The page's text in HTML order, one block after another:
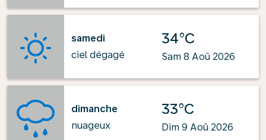
samedi
ciel dégagé
34°C
Sam 8 Aoû 2026
dimanche
nuageux
33°C
Dim 9 Aoû 2026